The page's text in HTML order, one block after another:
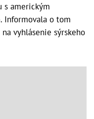
s americkým
Informovala o tom
vyhlásenie sýrskeho